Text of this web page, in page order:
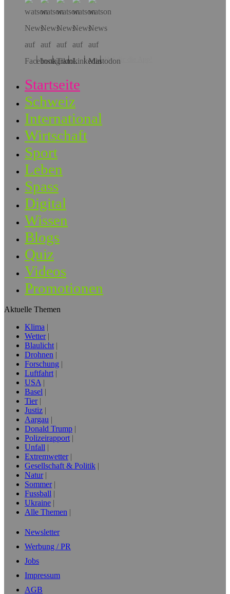
Hol dir die App!
Startseite
Schweiz
International
Wirtschaft
Sport
Leben
Spass
Digital
Wissen
Blogs
Quiz
Videos
Promotionen
Aktuelle Themen
Klima
Wetter
Blaulicht
Drohnen
Forschung
Luftfahrt
USA
Basel
Tier
Justiz
Aargau
Donald Trump
Polizeirapport
Unfall
Extremwetter
Gesellschaft & Politik
Natur
Sommer
Fussball
Ukraine
Alle Themen
Newsletter
Werbung / PR
Jobs
Impressum
AGB